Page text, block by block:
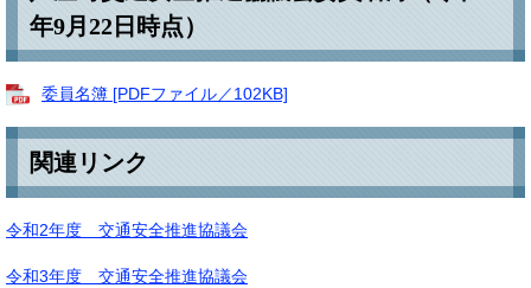
年9月22日時点）
委員名簿 [PDFファイル／102KB]
関連リンク
令和2年度 交通安全推進協議会
令和3年度 交通安全推進協議会